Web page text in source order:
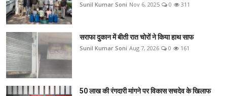
Sunil Kumar Soni Nov 6, 2025 0 311
सराफा दुकान में बीती रात चोरों ने किया हाथ साफ
Sunil Kumar Soni Aug 7, 2026 0 161
50 लाख की रंगदारी मांगने पर विकास सचदेव के खिलाफ